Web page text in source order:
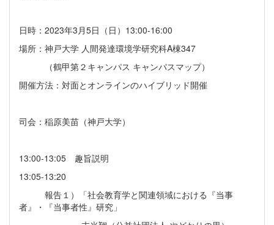
日時：2023年3月5日（日）13:00-16:00
場所：神戸大学 人間発達環境学研究科A棟347
（鶴甲第２キャンパス キャンパスマップ）
開催方法：対面とオンラインのハイブリッド開催
司会：稲原美苗（神戸大学）
13:00-13:05 趣旨説明
13:05-13:20
報告１）「社会教育学と関連領域における『当事
者』・『当事者性』研究」